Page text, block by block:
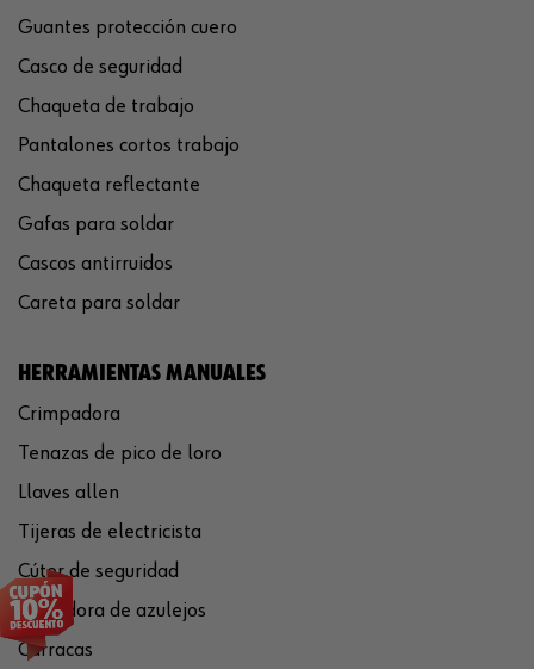
Guantes protección cuero
Casco de seguridad
Chaqueta de trabajo
Pantalones cortos trabajo
Chaqueta reflectante
Gafas para soldar
Cascos antirruidos
Careta para soldar
HERRAMIENTAS MANUALES
Crimpadora
Tenazas de pico de loro
Llaves allen
Tijeras de electricista
Cúter de seguridad
Cortadora de azulejos
Carracas